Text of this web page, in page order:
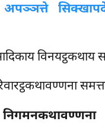
विनयट्ठकथाय
निगमनकथावण्णना